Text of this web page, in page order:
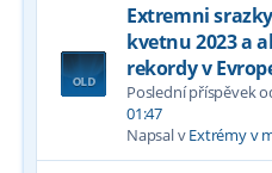
Extremni
kvetnu 2023 a
rekordy v
Poslední příspěvek
01:47
Napsal vExtrémy v